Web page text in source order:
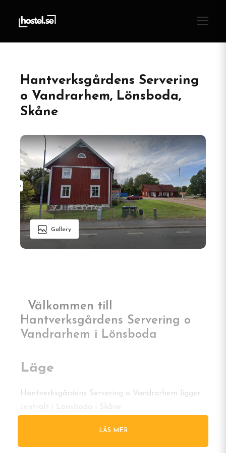
Hantverksgårdens Servering
o Vandrarhem, Lönsboda,
Skåne
Gallery
Välkommen till
Hantverksgårdens Servering o
Vandrarhem i Lönsboda
Läge
Hantverksgårdens Servering o Vandrarhem ligger
centralt i Lönsboda i Skåne.
LÄS MER